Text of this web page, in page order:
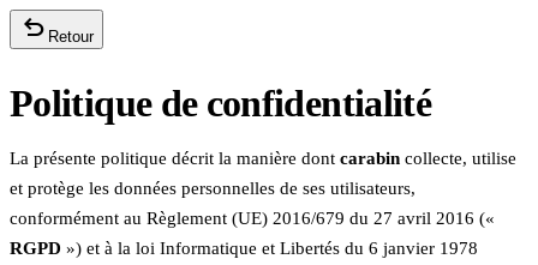
undo Retour
Politique de confidentialité
La présente politique décrit la manière dont carabin collecte, utilise
et protège les données personnelles de ses utilisateurs,
conformément au Règlement (UE) 2016/679 du 27 avril 2016 («
RGPD ») et à la loi Informatique et Libertés du 6 janvier 1978